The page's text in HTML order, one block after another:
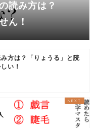
読み方は？
ん！
み方は？「りょうる」と読
い！